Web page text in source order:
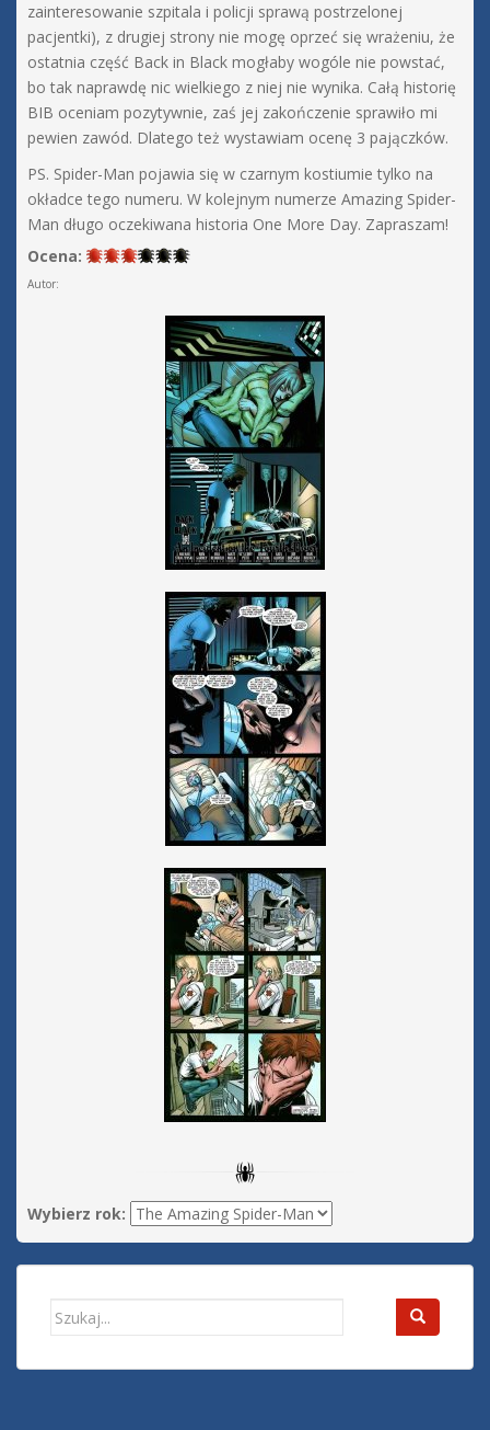
zainteresowanie szpitala i policji sprawą postrzelonej
pacjentki), z drugiej strony nie mogę oprzeć się wrażeniu, że
ostatnia część Back in Black mogłaby wogóle nie powstać,
bo tak naprawdę nic wielkiego z niej nie wynika. Całą historię
BIB oceniam pozytywnie, zaś jej zakończenie sprawiło mi
pewien zawód. Dlatego też wystawiam ocenę 3 pajączków.
PS. Spider-Man pojawia się w czarnym kostiumie tylko na
okładce tego numeru. W kolejnym numerze Amazing Spider-
Man długo oczekiwana historia One More Day. Zapraszam!
Ocena:
Autor:
Wybierz rok:
Search